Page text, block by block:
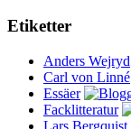
Etiketter
Anders Wejryd
Carl von Linné
Essäer
Facklitteratur
Lars Bergquist